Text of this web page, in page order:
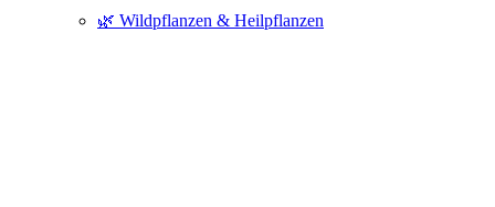
🌿 Wildpflanzen & Heilpflanzen